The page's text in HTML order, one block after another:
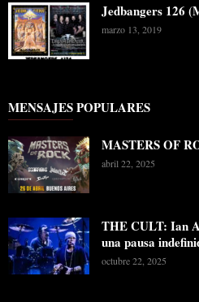
Jedbangers 126
marzo 13, 2019
MENSAJES POPULARES
MASTERS OF
abril 22, 2025
THE CULT: Ian
una pausa
octubre 22, 2025